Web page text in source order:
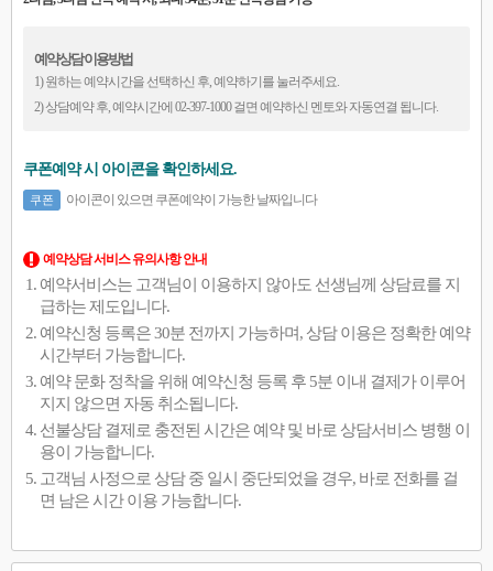
예약상담 이용방법
1) 원하는 예약시간을 선택하신 후, 예약하기를 눌러주세요.
2) 상담예약 후, 예약시간에 02-397-1000 걸면 예약하신 멘토와 자동연결 됩니다.
쿠폰예약 시 아이콘을 확인하세요.
쿠폰 아이콘이 있으면 쿠폰예약이 가능한 날짜입니다
예약상담 서비스 유의사항 안내
예약서비스는 고객님이 이용하지 않아도 선생님께 상담료를 지
급하는 제도입니다.
예약신청 등록은 30분 전까지 가능하며, 상담 이용은 정확한 예약
시간부터 가능합니다.
예약 문화 정착을 위해 예약신청 등록 후 5분 이내 결제가 이루어
지지 않으면 자동 취소됩니다.
선불상담 결제로 충전된 시간은 예약 및 바로 상담서비스 병행 이
용이 가능합니다.
고객님 사정으로 상담 중 일시 중단되었을 경우, 바로 전화를 걸
면 남은 시간 이용 가능합니다.